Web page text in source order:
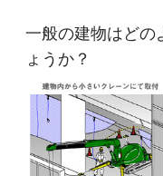
一般の建物はどの
ょうか？